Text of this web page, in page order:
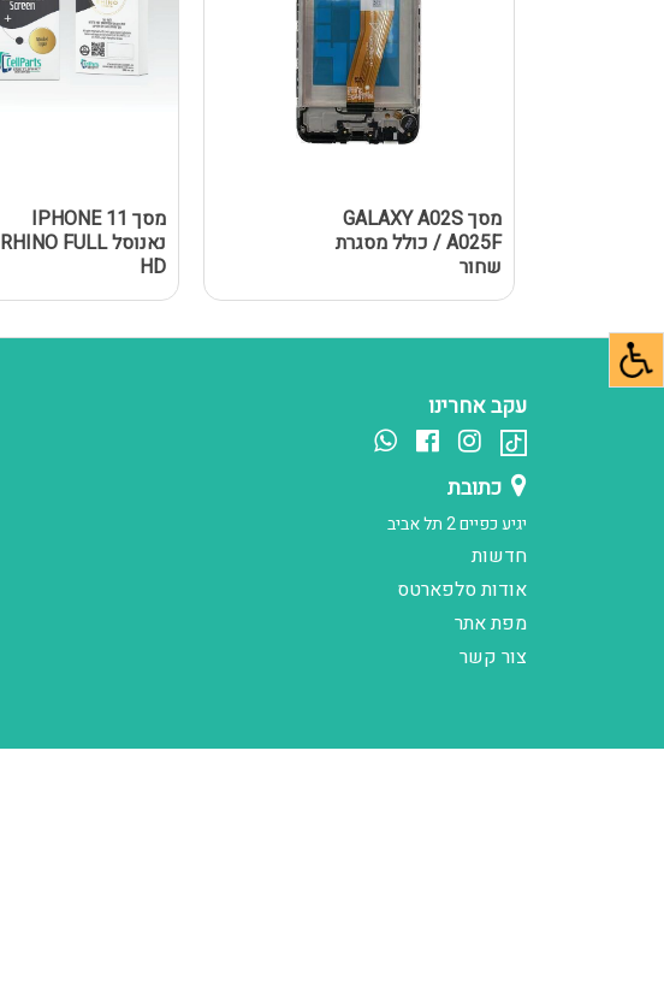
מסך GALAXY A02S
/ A025F כולל מסגרת
שחור
מסך IPHONE 11
נאנוסל RHINO FULL
HD
עקב אחרינו
כתובת
יגיע כפיים 2 תל אביב
חדשות
אודות סלפארטס
מפת אתר
צור קשר